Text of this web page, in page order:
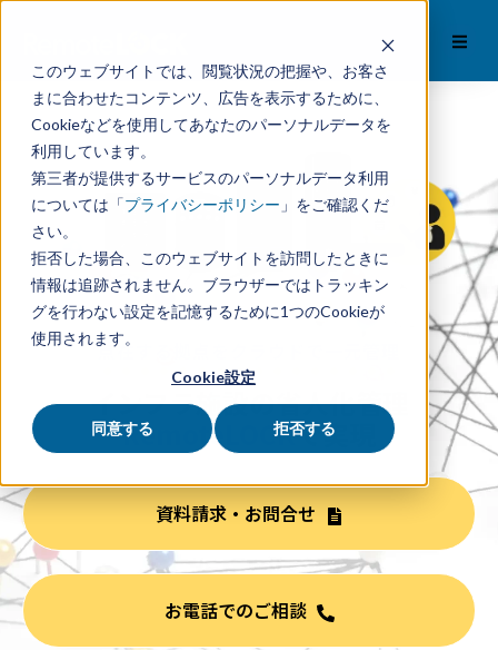
このウェブサイトでは、閲覧状況の把握や、お客さ
まに合わせたコンテンツ、広告を表示するために、
Cookieなどを使用してあなたのパーソナルデータを
利用しています。
第三者が提供するサービスのパーソナルデータ利用
については「プライバシーポリシー 」をご確認くだ
さい。
拒否した場合、このウェブサイトを訪問したときに
情報は追跡されません。ブラウザーではトラッキン
グを行わない設定を記憶するために1つのCookieが
使用されます。
Cookie設定
同意する 拒否する
点在する拠点をクラウドで一元管理
インフラ施設の省人化管理
RemoteLOCKで実現
資料請求・お問合せ
お電話でのご相談